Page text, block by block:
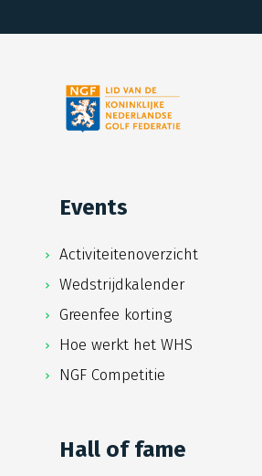
Events
Activiteitenoverzicht
Wedstrijdkalender
Greenfee korting
Hoe werkt het WHS
NGF Competitie
Hall of fame